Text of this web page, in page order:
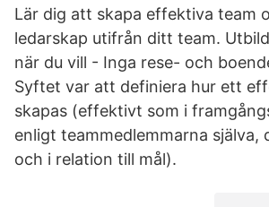
Lär dig att skapa effektiva team
ledarskap utifrån ditt team.
när du vill - Inga rese- och
Syftet var att definiera hur ett
skapas (effektivt som i
enligt teammedlemmarna själva,
och i relation till mål).